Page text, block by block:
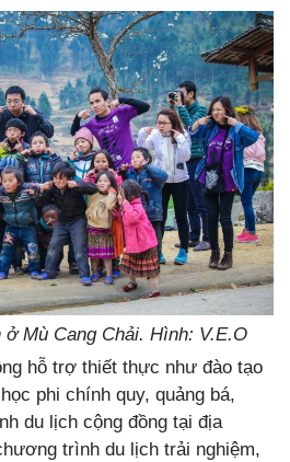
Mù Cang Chải. Hình: V.E.O
hỗ trợ thiết thực như đào tạo
phi chính quy, quảng bá,
du lịch cộng đồng tại địa
trình du lịch trải nghiệm,